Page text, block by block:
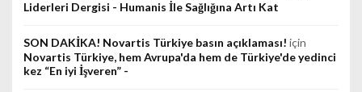
Liderleri Dergisi - Humanis İle Sağlığına Artı Kat
SON DAKİKA! Novartis Türkiye basın açıklaması! için
Novartis Türkiye, hem Avrupa'da hem de Türkiye'de yedinci
kez “En iyi İşveren” -